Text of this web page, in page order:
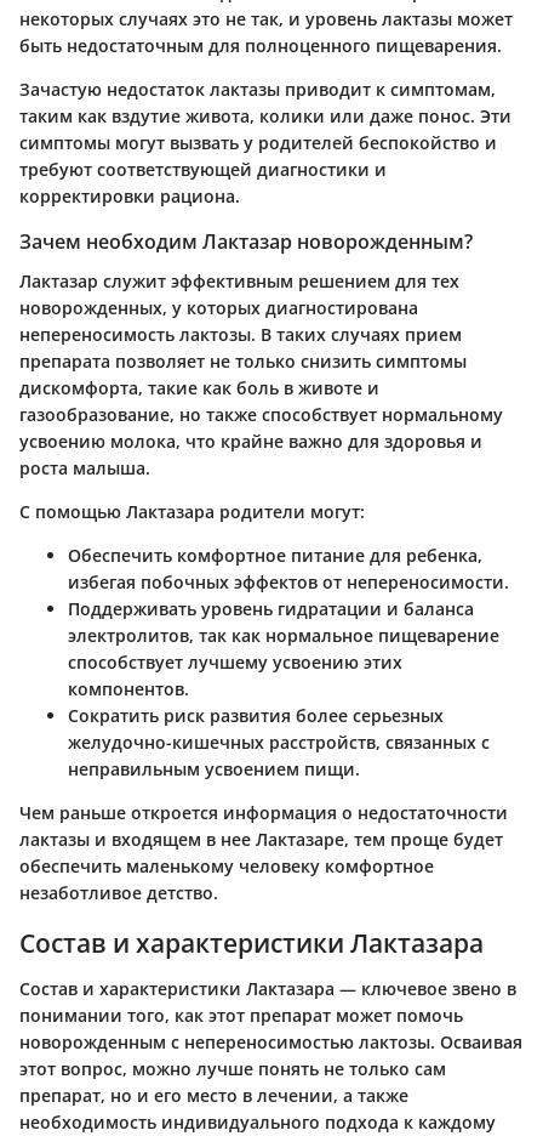
некоторых случаях это не так, и уровень лактазы может
быть недостаточным для полноценного пищеварения.
Зачастую недостаток лактазы приводит к симптомам,
таким как вздутие живота, колики или даже понос. Эти
симптомы могут вызвать у родителей беспокойство и
требуют соответствующей диагностики и
корректировки рациона.
Зачем необходим Лактазар новорожденным?
Лактазар служит эффективным решением для тех
новорожденных, у которых диагностирована
непереносимость лактозы. В таких случаях прием
препарата позволяет не только снизить симптомы
дискомфорта, такие как боль в животе и
газообразование, но также способствует нормальному
усвоению молока, что крайне важно для здоровья и
роста малыша.
С помощью Лактазара родители могут:
Обеспечить комфортное питание для ребенка,
избегая побочных эффектов от непереносимости.
Поддерживать уровень гидратации и баланса
электролитов, так как нормальное пищеварение
способствует лучшему усвоению этих
компонентов.
Сократить риск развития более серьезных
желудочно-кишечных расстройств, связанных с
неправильным усвоением пищи.
Чем раньше откроется информация о недостаточности
лактазы и входящем в нее Лактазаре, тем проще будет
обеспечить маленькому человеку комфортное
незаботливое детство.
Состав и характеристики Лактазара
Состав и характеристики Лактазара — ключевое звено в
понимании того, как этот препарат может помочь
новорожденным с непереносимостью лактозы. Осваивая
этот вопрос, можно лучше понять не только сам
препарат, но и его место в лечении, а также
необходимость индивидуального подхода к каждому